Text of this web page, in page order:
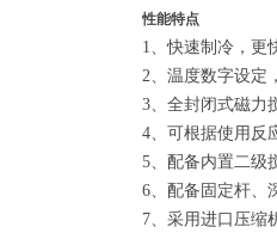
性能特点
1、快速制冷，
2、温度数字设
3、全封闭式磁
4、可根据使用反
5、配备内置二级
6、配备固定杆、
7、采用进口压